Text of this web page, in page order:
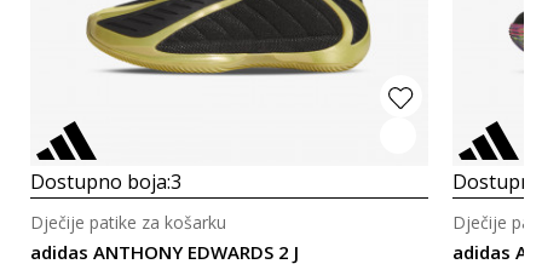
Dostupno boja:3
adidas ANTHONY EDWARDS 2 J
Dječije patike za košarku
adidas
Dječije